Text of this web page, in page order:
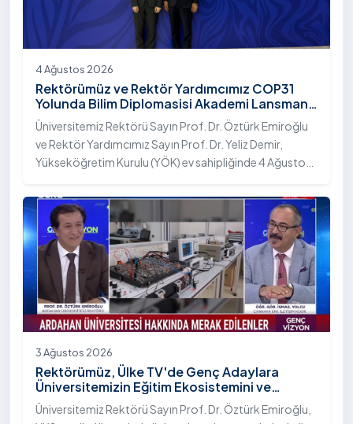
4 Ağustos 2026
Rektörümüz ve Rektör Yardımcımız COP31
Yolunda Bilim Diplomasisi Akademi Lansmanı
Toplantısına Katıldı
Üniversitemiz Rektörü Sayın Prof. Dr. Öztürk Emiroğlu
ve Rektör Yardımcımız Sayın Prof. Dr. Yeliz Demir,
Yükseköğretim Kurulu (YÖK) ev sahipliğinde 4 Ağustos
Bilim Diplomasisi: Akademi Lansmanı” programına
katıldı.
3 Ağustos 2026
Rektörümüz, Ülke TV'de Genç Adaylara
Üniversitemizin Eğitim Ekosistemini ve
Sunduğu Nitelikli İmkânları Anlattı
Üniversitemiz Rektörü Sayın Prof. Dr. Öztürk Emiroğlu,